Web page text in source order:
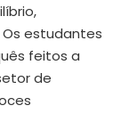
estudantes
feitos a
de